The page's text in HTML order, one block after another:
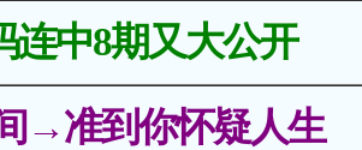
连中8期又大公开
→准到你怀疑人生